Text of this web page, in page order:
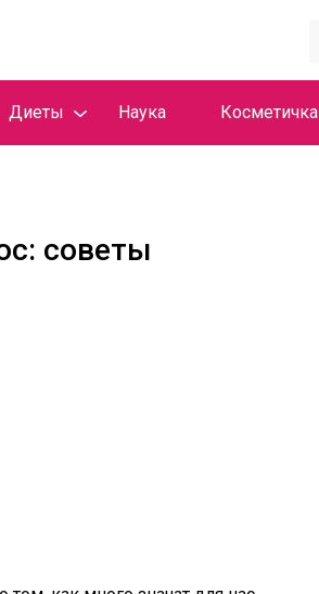
Диеты Наука Косметичка
советы